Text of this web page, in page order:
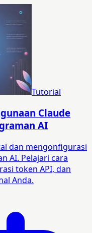
Tutorial
Claude
AI
dan mengonfigurasi
AI. Pelajari cara
token API, dan
Anda.